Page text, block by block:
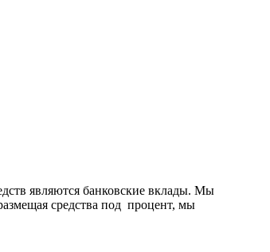
являются банковские вклады. Мы
средства под процент, мы